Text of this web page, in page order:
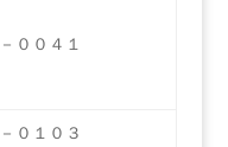
００４１
０１０３